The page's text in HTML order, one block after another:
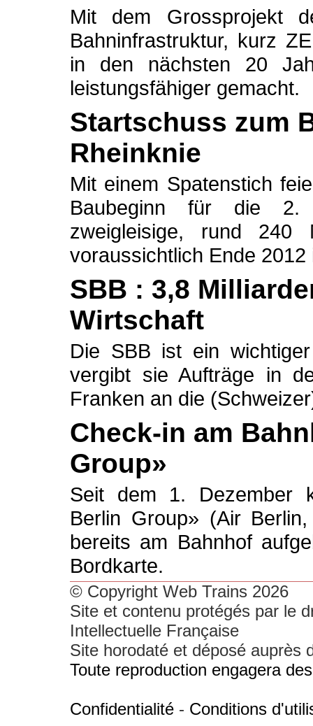
Mit dem Grossprojekt
Bahninfrastruktur, kurz
in den nächsten 20
leistungsfähiger gemacht.
Startschuss zum
Rheinknie
Mit einem Spatenstich
Baubeginn für die 2.
zweigleisige, rund 240
voraussichtlich Ende 2012
SBB : 3,8
Wirtschaft
Die SBB ist ein
vergibt sie Aufträge in
Franken an die
Check-in am
Group»
Seit dem 1. Dezember
Berlin Group» (Air
bereits am Bahnhof
Bordkarte.
© Copyright Web Trains 2026
Site et contenu protégés par le
Intellectuelle Française
Site horodaté et déposé auprès
Toute reproduction engagera
Confidentialité - Conditions